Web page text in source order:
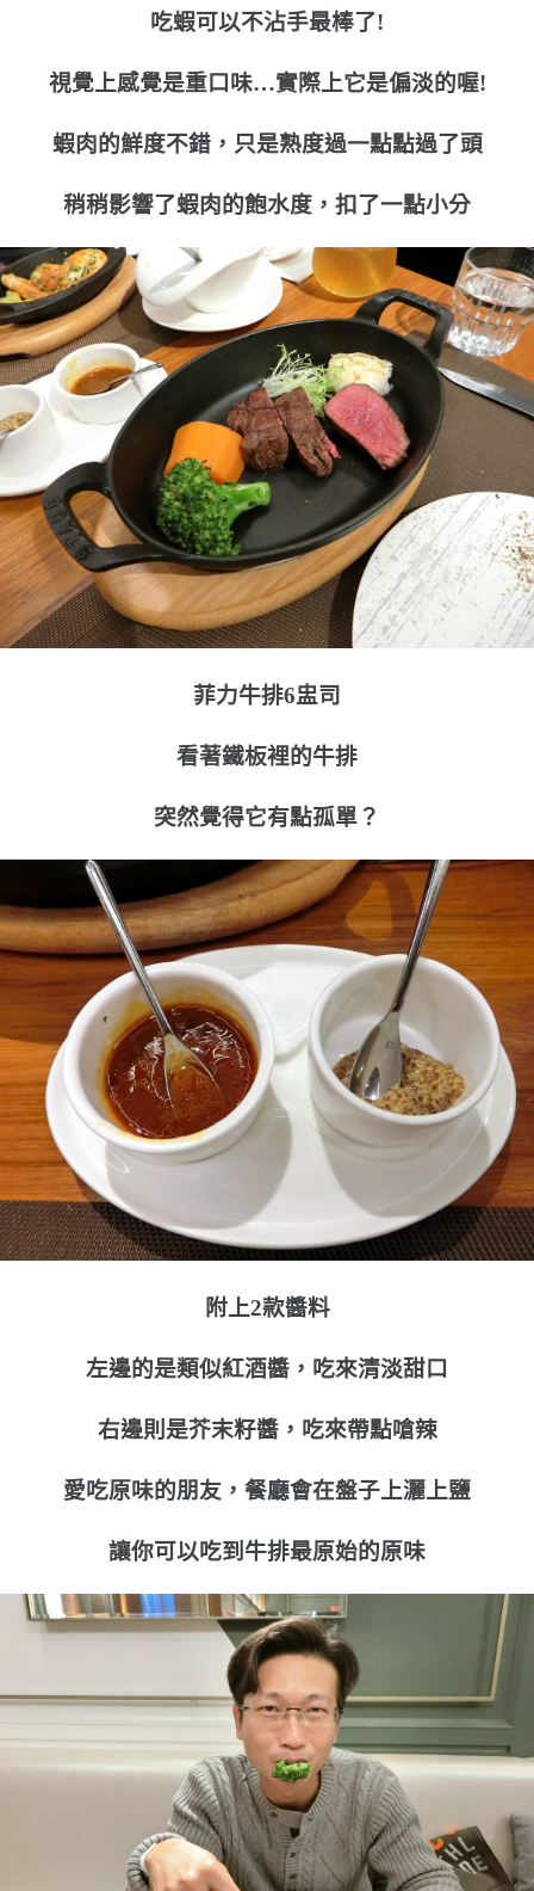
吃蝦可以不沾手最棒了!
視覺上感覺是重口味…實際上它是偏淡的喔!
蝦肉的鮮度不錯，只是熟度過一點點過了頭
稍稍影響了蝦肉的飽水度，扣了一點小分
菲力牛排6盅司
看著鐵板裡的牛排
突然覺得它有點孤單？
附上2款醬料
左邊的是類似紅酒醬，吃來清淡甜口
右邊則是芥末籽醬，吃來帶點嗆辣
愛吃原味的朋友，餐廳會在盤子上灑上鹽
讓你可以吃到牛排最原始的原味